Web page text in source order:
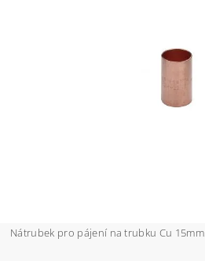
Nátrubek pro pájení na trubku Cu 15mm.